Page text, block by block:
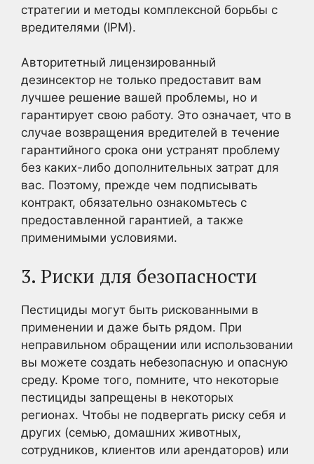
стратегии и методы комплексной борьбы с
вредителями (IPM).
Авторитетный лицензированный
дезинсектор не только предоставит вам
лучшее решение вашей проблемы, но и
гарантирует свою работу. Это означает, что в
случае возвращения вредителей в течение
гарантийного срока они устранят проблему
без каких-либо дополнительных затрат для
вас. Поэтому, прежде чем подписывать
контракт, обязательно ознакомьтесь с
предоставленной гарантией, а также
применимыми условиями.
3. Риски для безопасности
Пестициды могут быть рискованными в
применении и даже быть рядом. При
неправильном обращении или использовании
вы можете создать небезопасную и опасную
среду. Кроме того, помните, что некоторые
пестициды запрещены в некоторых
регионах. Чтобы не подвергать риску себя и
других (семью, домашних животных,
сотрудников, клиентов или арендаторов) или